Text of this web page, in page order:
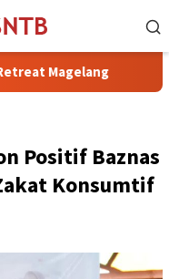
Rutan Kelas IIB
Positif Baznas
Konsumtif